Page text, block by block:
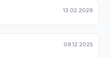
13.02.2026
09.12.2025